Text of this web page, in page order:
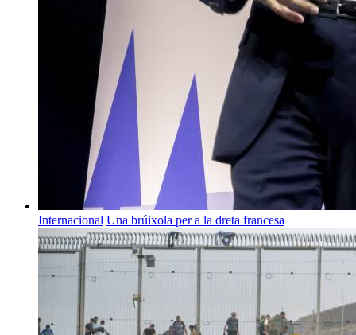
Internacional Una brúixola per a la dreta francesa